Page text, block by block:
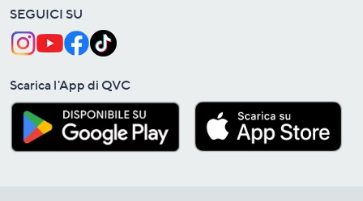
SEGUICI SU
Scarica l'App di QVC